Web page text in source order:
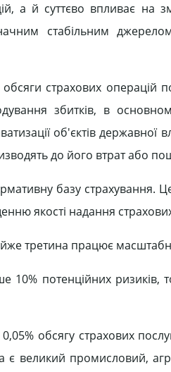
а й суттєво впливає на
стабільним джерелом
страхових операцій
збитків, в
об'єктів державної
до його втрат або
базу страхування.
якості надання
третина працює
потенційних ризиків,
обсягу страхових
великий промисловий,